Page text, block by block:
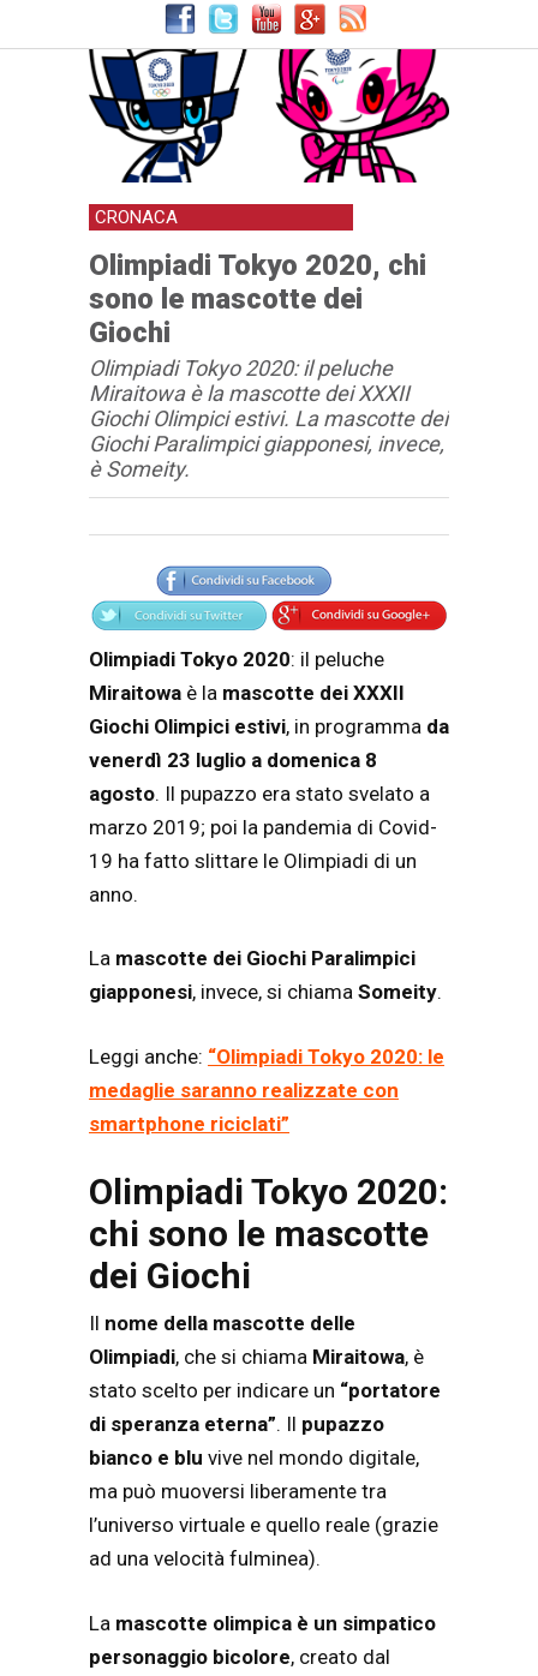
CRONACA
Olimpiadi Tokyo 2020, chi
sono le mascotte dei
Giochi
Olimpiadi Tokyo 2020: il peluche
Miraitowa è la mascotte dei XXXII
Giochi Olimpici estivi. La mascotte dei
Giochi Paralimpici giapponesi, invece,
è Someity.
Articolo
Testo articolo principale
Olimpiadi Tokyo 2020: il peluche
Miraitowa è la mascotte dei XXXII
Giochi Olimpici estivi, in programma da
venerdì 23 luglio a domenica 8
agosto. Il pupazzo era stato svelato a
marzo 2019; poi la pandemia di Covid-
19 ha fatto slittare le Olimpiadi di un
anno.
La mascotte dei Giochi Paralimpici
giapponesi, invece, si chiama Someity.
Leggi anche: “Olimpiadi Tokyo 2020: le
medaglie saranno realizzate con
smartphone riciclati”
Olimpiadi Tokyo 2020:
chi sono le mascotte
dei Giochi
Il nome della mascotte delle
Olimpiadi, che si chiama Miraitowa, è
stato scelto per indicare un “portatore
di speranza eterna”. Il pupazzo
bianco e blu vive nel mondo digitale,
ma può muoversi liberamente tra
l’universo virtuale e quello reale (grazie
ad una velocità fulminea).
La mascotte olimpica è un simpatico
personaggio bicolore, creato dal